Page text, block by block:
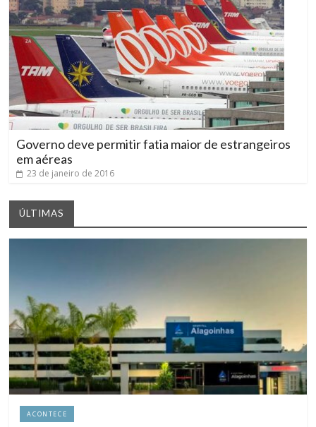
Governo deve permitir fatia maior de estrangeiros
em aéreas
23 de janeiro de 2016
ÚLTIMAS
ACONTECE